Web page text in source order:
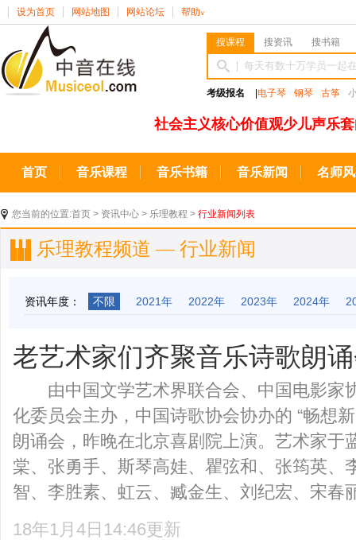
设为首页 网站地图 网站论坛 帮助 ∨
搜课程 搜资讯 搜书籍
考级报名 电子琴 钢琴 古筝
社会主义核心价值观少儿声乐
首页 音乐课程 音乐书籍 音乐新闻 名师
您当前的位置:首页 > 资讯中心 > 乐理教程 > 行业新闻列表
乐理教程频道 — 行业新闻
资讯年度： 不限 2021年 2022年 2023年 2024年
老艺术家们齐聚音乐诗歌朗
由中国文学艺术界联合会、中国电影家
化委员会主办，中国诗歌协会协办的 “畅想
朗诵会，昨晚在北京喜剧院上演。艺术家于
棠、张勇手、斯琴高娃、瞿弦和、张筠英、
智、李胜素、虹云、臧金生、刘纪宏、宋春
18年1月4日14:46更新